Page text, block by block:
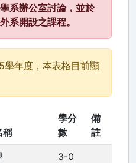
系辦公室討論，並於
系開設之課程。
學年度，本表格目前顯
稱
學分
數
備
註
3-0